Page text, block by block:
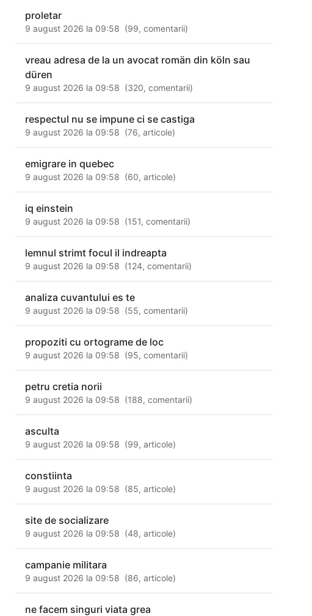
proletar
9 august 2026 la 09:58 (99,comentarii)
vreau adresa de la un avocat romän din köln sau
düren
9 august 2026 la 09:58 (320,comentarii)
respectul nu se impune ci se castiga
9 august 2026 la 09:58 (76,articole)
emigrare in quebec
9 august 2026 la 09:58 (60,articole)
iq einstein
9 august 2026 la 09:58 (151,comentarii)
lemnul strimt focul il indreapta
9 august 2026 la 09:58 (124,comentarii)
analiza cuvantului es te
9 august 2026 la 09:58 (55,comentarii)
propoziti cu ortograme de loc
9 august 2026 la 09:58 (95,comentarii)
petru cretia norii
9 august 2026 la 09:58 (188,comentarii)
asculta
9 august 2026 la 09:58 (99,articole)
constiinta
9 august 2026 la 09:58 (85,articole)
site de socializare
9 august 2026 la 09:58 (48,articole)
campanie militara
9 august 2026 la 09:58 (86,articole)
ne facem singuri viata grea